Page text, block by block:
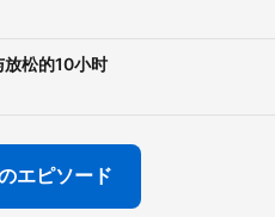
松的10小时
エピソード